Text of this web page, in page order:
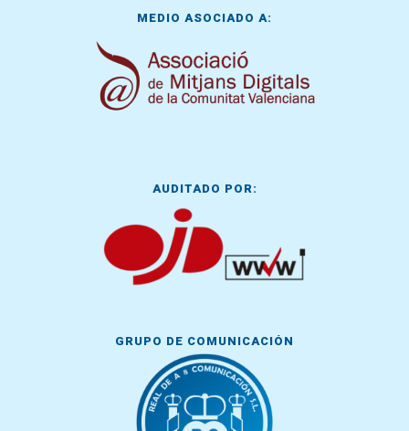
MEDIO ASOCIADO A:
AUDITADO POR:
GRUPO DE COMUNICACIÓN